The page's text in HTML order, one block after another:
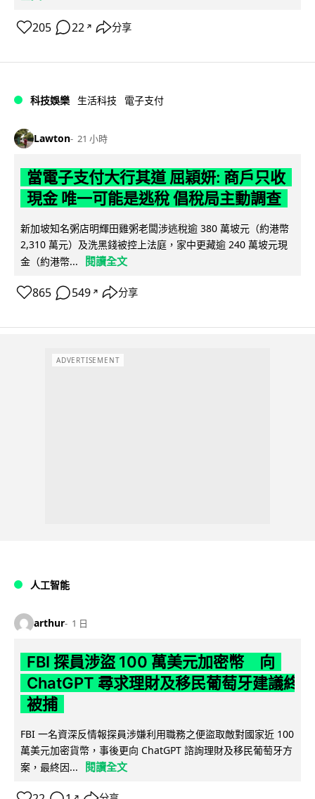
205 22 ↗ 分享
科技娛樂 生活科技 電子支付
Lawton 21 小時
當電子支付大行其道 屈穎妍: 商戶只收
現金 唯一可能是逃稅 倡稅局主動調查
新加坡知名粥店明輝田雞粥老闆涉逃稅逾 380 萬坡元（約港幣
2,310 萬元）及洗黑錢被控上法庭，家中更藏逾 240 萬坡元現
金（約港幣...
閱讀全文
865 549 ↗ 分享
ADVERTISEMENT
人工智能
arthur 1 日
FBI 探員涉盜 100 萬美元加密幣 向
ChatGPT 尋求理財及移民葡萄牙建議終
被捕
FBI 一名資深反情報探員涉嫌利用職務之便盜取敵對國家近 100
萬美元加密貨幣，事後更向 ChatGPT 諮詢理財及移民葡萄牙方
案，最終因...
閱讀全文